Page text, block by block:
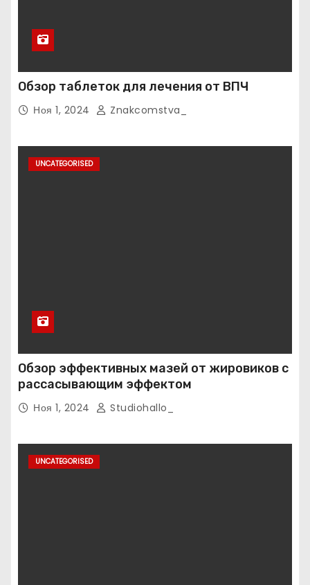
Обзор таблеток для лечения от ВПЧ
Ноя 1, 2024 Znakcomstva_
UNCATEGORISED
Обзор эффективных мазей от жировиков с
рассасывающим эффектом
Ноя 1, 2024 Studiohallo_
UNCATEGORISED